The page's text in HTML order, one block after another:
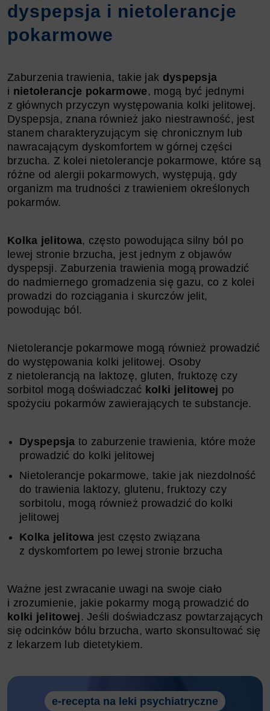
dyspepsja i nietolerancje
pokarmowe
Zaburzenia trawienia, takie jak dyspepsja
i nietolerancje pokarmowe, mogą być jednymi
z głównych przyczyn występowania kolki jelitowej.
Dyspepsja, znana również jako niestrawność, jest
stanem charakteryzującym się chronicznym lub
nawracającym dyskomfortem w górnej części
brzucha. Z kolei nietolerancje pokarmowe, które są
różne od alergii pokarmowych, występują, gdy
organizm ma trudności z trawieniem określonych
pokarmów.
Kolka jelitowa, często powodująca silny ból po
lewej stronie brzucha, jest jednym z objawów
dyspepsji. Zaburzenia trawienia mogą prowadzić
do nadmiernego gromadzenia się gazu, co z kolei
prowadzi do rozciągania i skurczów jelit,
powodując ból.
Nietolerancje pokarmowe mogą również prowadzić
do występowania kolki jelitowej. Osoby
z nietolerancją na laktozę, gluten, fruktozę czy
sorbitol mogą doświadczać kolki jelitowej po
spożyciu pokarmów zawierających te substancje.
Dyspepsja to zaburzenie trawienia, które może
prowadzić do kolki jelitowej
Nietolerancje pokarmowe, takie jak niezdolność
do trawienia laktozy, glutenu, fruktozy czy
sorbitolu, mogą również prowadzić do kolki
jelitowej
Kolka jelitowa jest często związana
z dyskomfortem po lewej stronie brzucha
Ważne jest zwracanie uwagi na swoje ciało
i zrozumienie, jakie pokarmy mogą prowadzić do
kolki jelitowej. Jeśli doświadczasz powtarzających
się odcinków bólu brzucha, warto skonsultować się
z lekarzem lub dietetykiem.
e-recepta na leki psychiatryczne